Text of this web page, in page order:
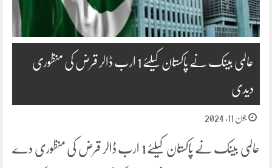
عالمی بینک نے پاکستان کیلئے 1 ارب ڈالر قرض کی منظوری
دیدی
جون 11, 2024
عالمی بینک نے پاکستان کیلئے 1 ارب ڈالر قرض کی منظوری دے